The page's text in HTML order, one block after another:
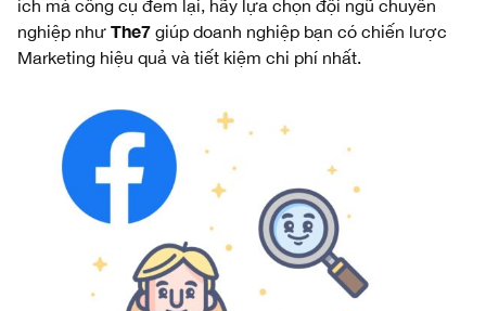
ích mà công cụ đem lại, hãy lựa chọn đội ngũ chuyên
nghiệp như The7 giúp doanh nghiệp bạn có chiến lược
Marketing hiệu quả và tiết kiệm chi phí nhất.